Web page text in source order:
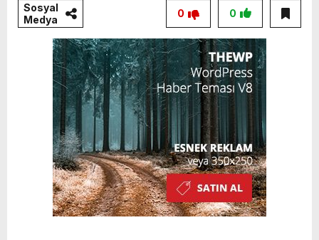
Sosyal
Medya
0
0